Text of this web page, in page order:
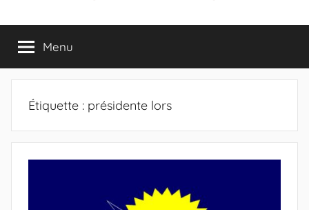
Sahara
News
sur
le
Sahara
révélée
Menu
Étiquette : présidente lors